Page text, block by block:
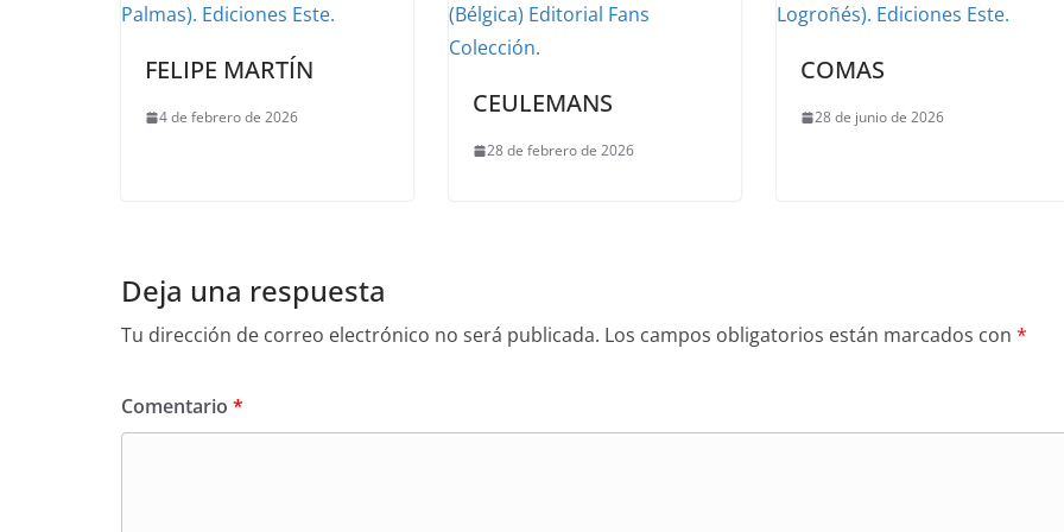
FELIPE MARTÍN
4 de febrero de 2026 CEULEMANS
28 de febrero de 2026
COMAS
28 de junio de 2026
Deja una respuesta
Tu dirección de correo electrónico no será publicada. Los campos obligatorios están marcados con *
Comentario *